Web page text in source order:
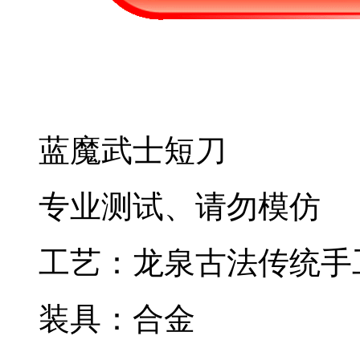
蓝魔武士短刀
专业测试、请勿模仿
工艺：龙泉古法传统手
装具：合金